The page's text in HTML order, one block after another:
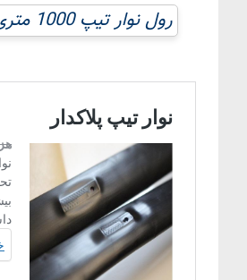
رول نوار تیپ 1000 متری | 20 سانتیمتری